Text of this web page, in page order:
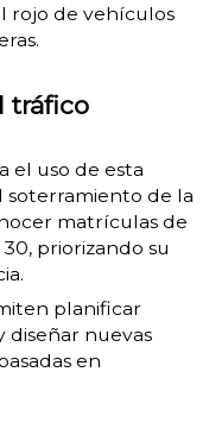
rojo de vehículos
tráfico
el uso de esta
de la
matrículas de
priorizando su
planificar
diseñar nuevas
en